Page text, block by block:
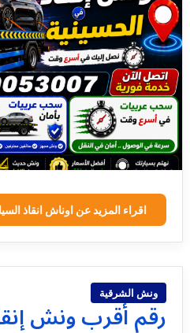
اقراء المزيد عن اوناش انقاذ
ونش الشرقية
رقم أقرب ونش